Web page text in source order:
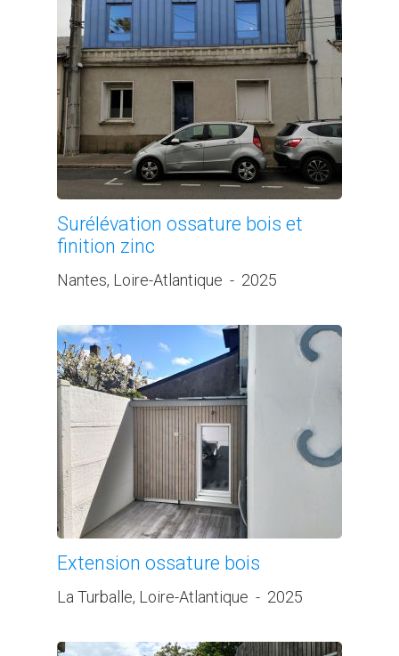
Surélévation ossature bois et
finition zinc
Nantes, Loire-Atlantique - 2025
Extension ossature bois
La Turballe, Loire-Atlantique - 2025